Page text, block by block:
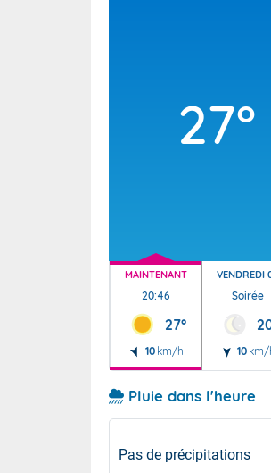
27°
MAINTENANT
20:46
27°
10 km/h
VENDREDI
Soirée
10 km/
Pluie dans l'heure
Pas de précipitations